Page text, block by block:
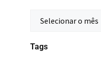
Tags